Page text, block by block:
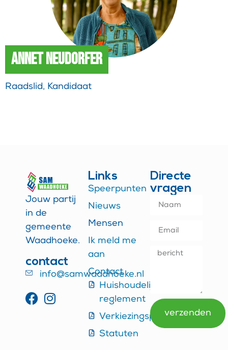
Annet Neudorfer
Raadslid, Kandidaat
Jouw partij
in de
gemeente
Waadhoeke.
contact
info@samwaadhoeke.nl
Links
Speerpunten
Nieuws
Mensen
Ik meld me
aan
Contact
Huishoudelijk
reglement
Verkiezingsprogramma
Statuten
Directe
vragen
verzenden